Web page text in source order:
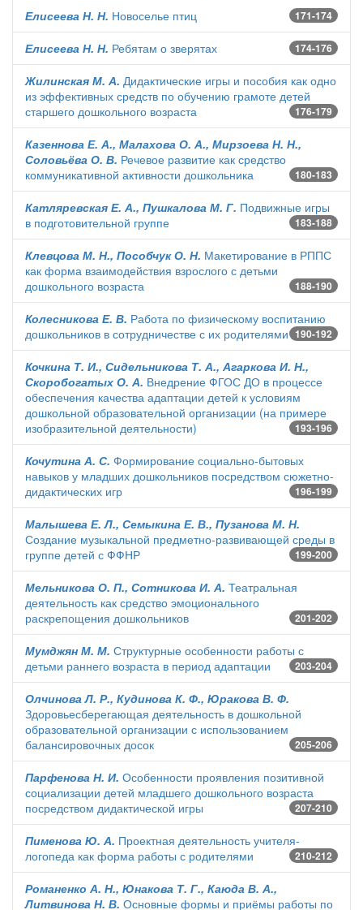
Елисеева Н. Н. Новоселье птиц 171-174
Елисеева Н. Н. Ребятам о зверятах 174-176
Жилинская М. А. Дидактические игры и пособия как одно
из эффективных средств по обучению грамоте детей
старшего дошкольного возраста
176-179
Казеннова Е. А., Малахова О. А., Мирзоева Н. Н.,
Соловьёва О. В. Речевое развитие как средство
коммуникативной активности дошкольника
180-183
Катляревская Е. А., Пушкалова М. Г. Подвижные игры
в подготовительной группе
183-188
Клевцова М. Н., Пособчук О. Н. Макетирование в РППС
как форма взаимодействия взрослого с детьми
дошкольного возраста
188-190
Колесникова Е. В. Работа по физическому воспитанию
дошкольников в сотрудничестве с их родителями 190-192
Кочкина Т. И., Сидельникова Т. А., Агаркова И. Н.,
Скоробогатых О. А. Внедрение ФГОС ДО в процессе
обеспечения качества адаптации детей к условиям
дошкольной образовательной организации (на примере
изобразительной деятельности)
193-196
Кочутина А. С. Формирование социально-бытовых
навыков у младших дошкольников посредством сюжетно-
дидактических игр
196-199
Малышева Е. Л., Семыкина Е. В., Пузанова М. Н.
Создание музыкальной предметно-развивающей среды в
группе детей с ФФНР
199-200
Мельникова О. П., Сотникова И. А. Театральная
деятельность как средство эмоционального
раскрепощения дошкольников
201-202
Мумджян М. М. Структурные особенности работы с
детьми раннего возраста в период адаптации
203-204
Олчинова Л. Р., Кудинова К. Ф., Юракова В. Ф.
Здоровьесберегающая деятельность в дошкольной
образовательной организации с использованием
балансировочных досок
205-206
Парфенова Н. И. Особенности проявления позитивной
социализации детей младшего дошкольного возраста
посредством дидактической игры
207-210
Пименова Ю. А. Проектная деятельность учителя-
логопеда как форма работы с родителями
210-212
Романенко А. Н., Юнакова Т. Г., Каюда В. А.,
Литвинова Н. В. Основные формы и приёмы работы по